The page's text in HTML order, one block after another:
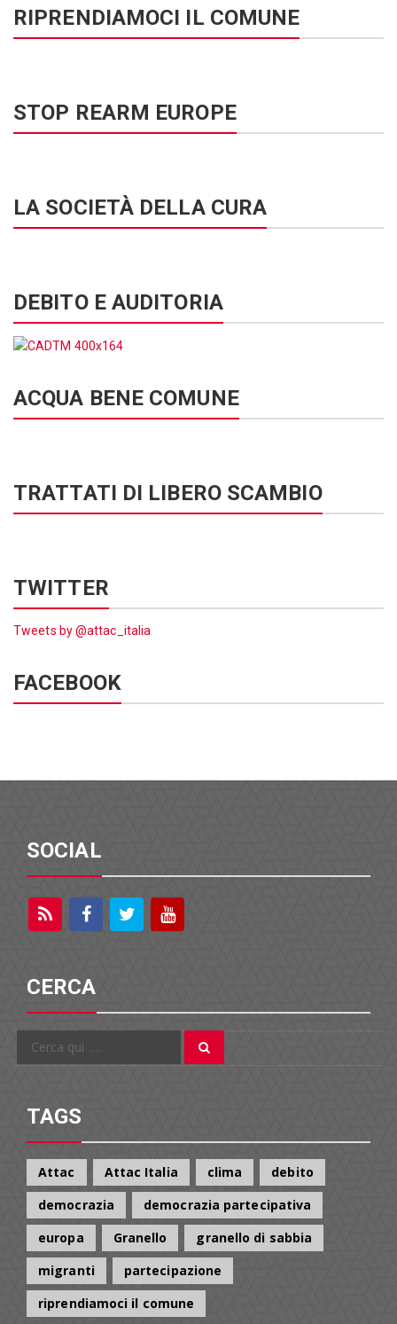
RIPRENDIAMOCI IL COMUNE
STOP REARM EUROPE
LA SOCIETÀ DELLA CURA
DEBITO E AUDITORIA
ACQUA BENE COMUNE
TRATTATI DI LIBERO SCAMBIO
TWITTER
Tweets by @attac_italia
FACEBOOK
SOCIAL
CERCA
Cerca
TAGS
Attac Attac Italia clima
debito
democrazia
democrazia partecipativa
europa
Granello
granello di sabbia
migranti
partecipazione
riprendiamoci il comune